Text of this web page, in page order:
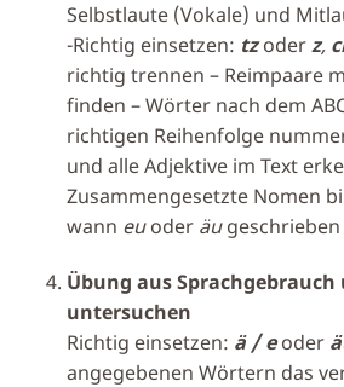
Selbstlaute (Vokale) und
-Richtig einsetzen: tz oderz,
richtig trennen – Reimpaare
finden – Wörter nach dem
richtigen Reihenfolge
und alle Adjektive im Text
Zusammengesetzte Nomen
wann euoder äu
Übung aus Sprachgebrauch
untersuchen
Richtig einsetzen: ä / eoder
angegebenen Wörtern das